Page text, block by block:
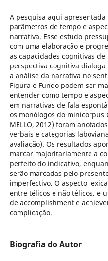
A pesquisa aqui apresentada
parâmetros de tempo e
narrativa. Esse estudo
com uma elaboração e
as capacidades cognitivas
perspectiva cognitiva
a análise da narrativa no
Figura e Fundo podem ser
entender como tempo e
em narrativas de fala
os monólogos do minicorpus
MELLO, 2012) foram
verbais e categorias
avaliação). Os resultados
marcar majoritariamente a
perfeito do indicativo,
serão marcadas pelo
imperfectivo. O aspecto
entre télicos e não télicos, e
de accomplishment e
complicação.
Biografia do Autor